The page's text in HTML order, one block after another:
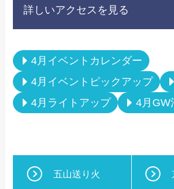
詳しいアクセスを見る
4月イベントカレンダー
4月イベントピックアップ
4月ライトアップ
4月GW
五山送り火